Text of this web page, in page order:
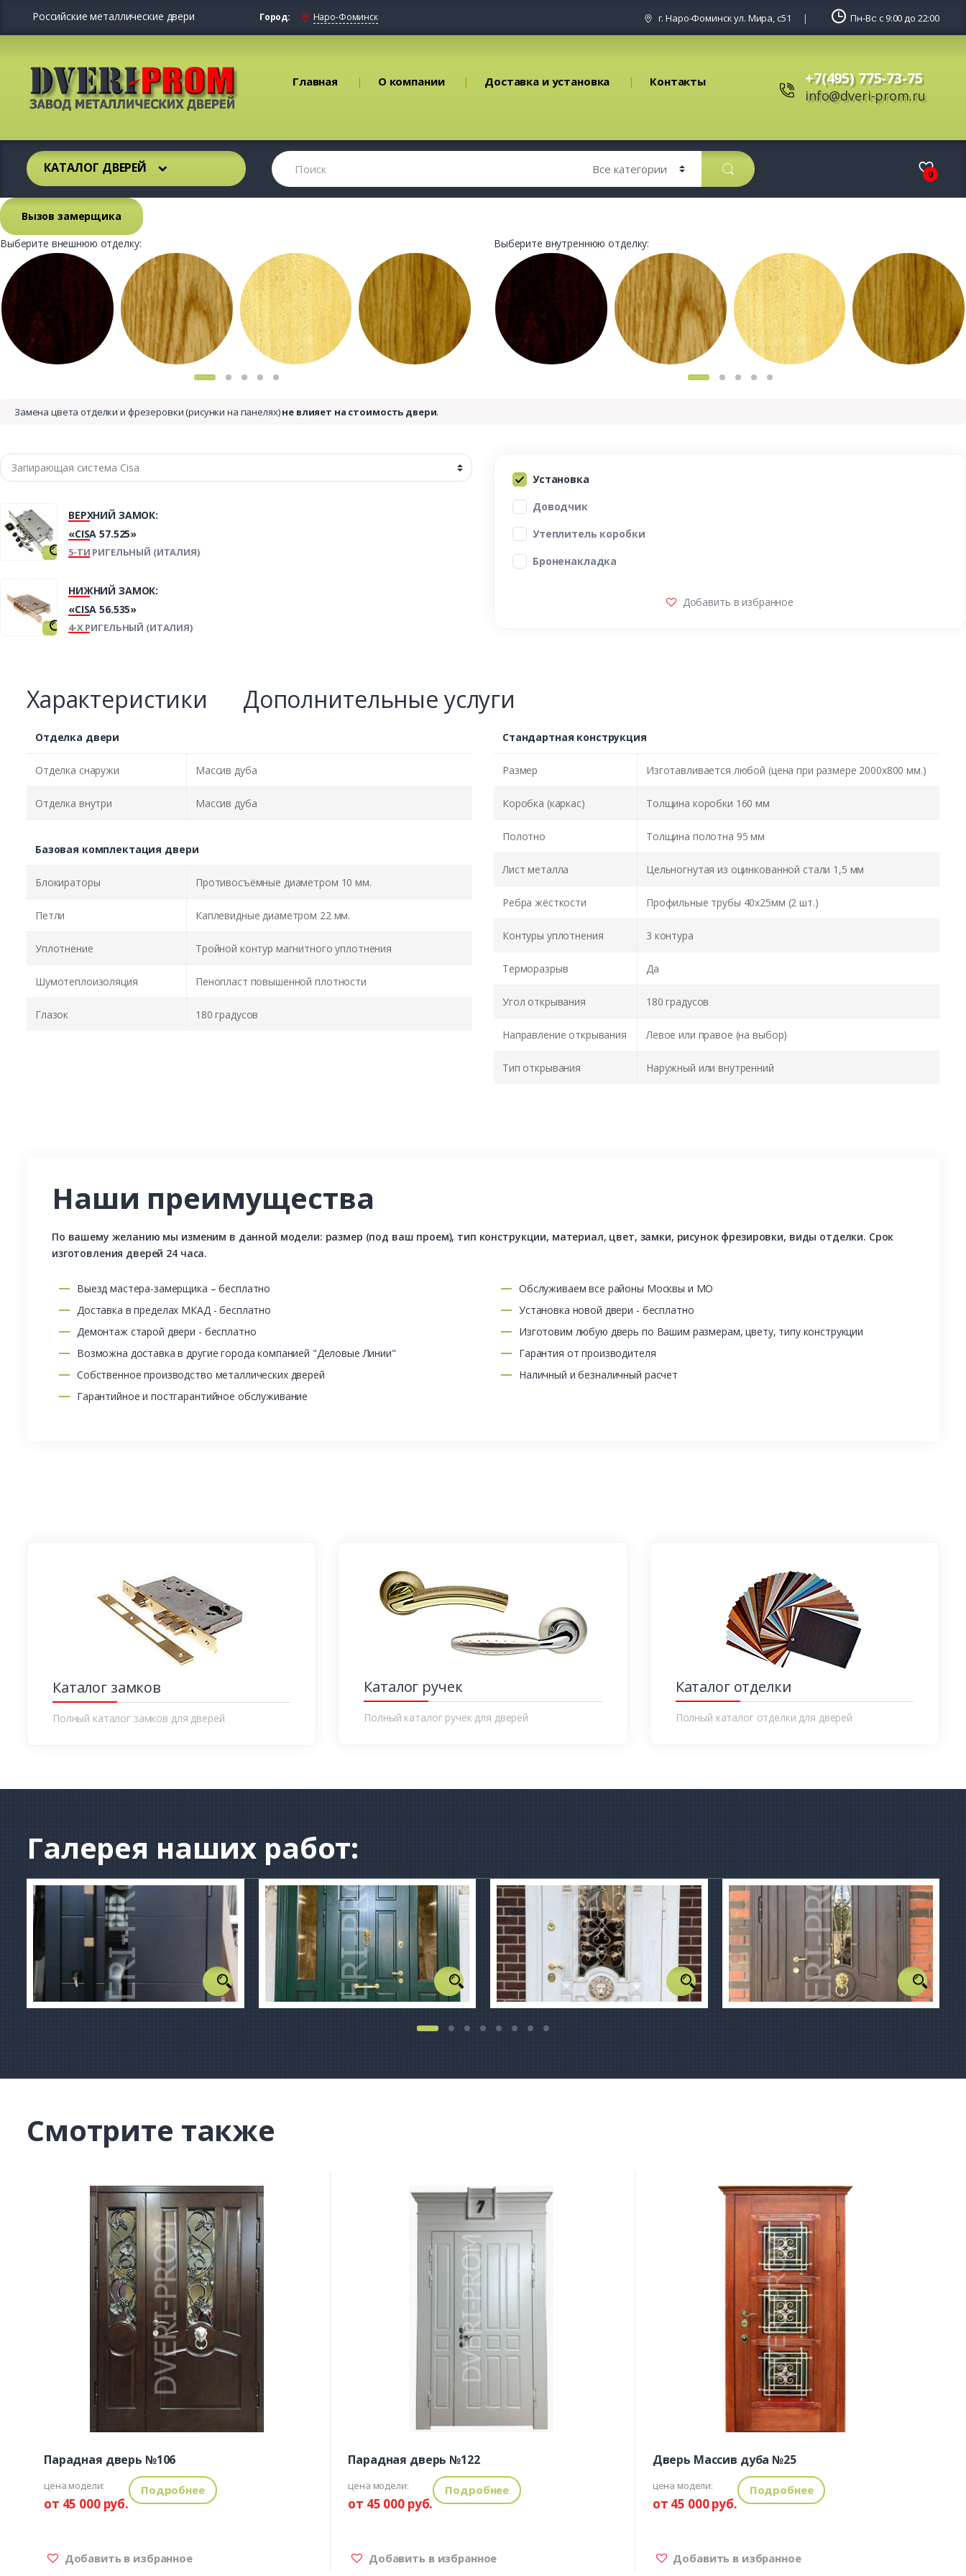
Российские металлические двери Город: Наро-Фоминск г. Наро-Фоминск ул. Мира, с51 Пн-Вс: с 9:00 до 22:00
Главная О компании Доставка и установка Контакты +7(495) 775-73-75
info@dveri-prom.ru
КАТАЛОГ ДВЕРЕЙ 0
Вызов замерщика
Выберите внешнюю отделку:
Выберите внутреннюю отделку:
Замена цвета отделки и фрезеровки (рисунки на панелях)не влияет на стоимость двери.
ВЕРХНИЙ ЗАМОК:
«CISA 57.525»
5-ТИ РИГЕЛЬНЫЙ (ИТАЛИЯ)
НИЖНИЙ ЗАМОК:
«CISA 56.535»
4-Х РИГЕЛЬНЫЙ (ИТАЛИЯ)
Установка
Доводчик
Утеплитель коробки
Броненакладка
Добавить в избранное
Характеристики Дополнительные услуги
Отделка двери
Отделка снаружи Массив дуба
Отделка внутри Массив дуба
Базовая комплектация двери
Блокираторы Противосъёмные диаметром 10 мм.
Петли Каплевидные диаметром 22 мм.
Уплотнение Тройной контур магнитного уплотнения
Шумотеплоизоляция Пенопласт повышенной плотности
Глазок 180 градусов
Стандартная конструкция
Размер Изготавливается любой (цена при размере 2000x800 мм.)
Коробка (каркас) Толщина коробки 160 мм
Полотно Толщина полотна 95 мм
Лист металла Цельногнутая из оцинкованной стали 1,5 мм
Ребра жёсткости Профильные трубы 40х25мм (2 шт.)
Контуры уплотнения 3 контура
Терморазрыв Да
Угол открывания 180 градусов
Направление открывания Левое или правое (на выбор)
Тип открывания Наружный или внутренний
Наши преимущества
По вашему желанию мы изменим в данной модели: размер (под ваш проем), тип конструкции, материал, цвет, замки, рисунок фрезировки, виды отделки. Срок
изготовления дверей 24 часа.
Выезд мастера-замерщика – бесплатно
Доставка в пределах МКАД - бесплатно
Демонтаж старой двери - бесплатно
Возможна доставка в другие города компанией "Деловые Линии"
Собственное производство металлических дверей
Гарантийное и постгарантийное обслуживание
Обслуживаем все районы Москвы и МО
Установка новой двери - бесплатно
Изготовим любую дверь по Вашим размерам, цвету, типу конструкции
Гарантия от производителя
Наличный и безналичный расчет
Каталог замков
Полный каталог замков для дверей
Каталог ручек
Полный каталог ручек для дверей
Каталог отделки
Полный каталог отделки для дверей
Галерея наших работ:
Смотрите также
Парадная дверь №106
цена модели:
от 45 000 руб.
Подробнее
Добавить в избранное
Парадная дверь №122
цена модели:
от 45 000 руб.
Подробнее
Добавить в избранное
Дверь Массив дуба №25
цена модели:
от 45 000 руб.
Подробнее
Добавить в избранное